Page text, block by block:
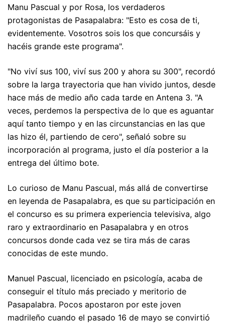
Manu Pascual y por Rosa, los verdaderos
protagonistas de Pasapalabra: "Esto es cosa de ti,
evidentemente. Vosotros sois los que concursáis y
hacéis grande este programa".
"No viví sus 100, viví sus 200 y ahora su 300", recordó
sobre la larga trayectoria que han vivido juntos, desde
hace más de medio año cada tarde en Antena 3. "A
veces, perdemos la perspectiva de lo que es aguantar
aquí tanto tiempo y en las circunstancias en las que
las hizo él, partiendo de cero", señaló sobre su
incorporación al programa, justo el día posterior a la
entrega del último bote.
Lo curioso de Manu Pascual, más allá de convertirse
en leyenda de Pasapalabra, es que su participación en
el concurso es su primera experiencia televisiva, algo
raro y extraordinario en Pasapalabra y en otros
concursos donde cada vez se tira más de caras
conocidas de este mundo.
Manuel Pascual, licenciado en psicología, acaba de
conseguir el título más preciado y meritorio de
Pasapalabra. Pocos apostaron por este joven
madrileño cuando el pasado 16 de mayo se convirtió